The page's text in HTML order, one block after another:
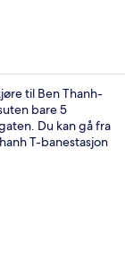
til Ben Thanh-
bare 5
Du kan gå fra
T-banestasjon